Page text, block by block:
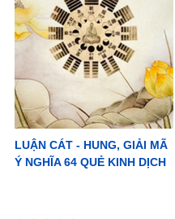
LUẬN CÁT - HUNG, GIẢI MÃ
Ý NGHĨA 64 QUẺ KINH DỊCH